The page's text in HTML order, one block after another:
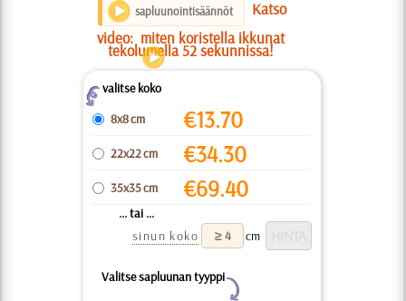
sapluunointisäännöt
Katso
video: miten koristella ikkunat
tekolumella 52 sekunnissa!
Zvalitse koko
8x8 cm
€13.70
22x22 cm €34.30
35x35 cm €69.40
... tai ...
sinun koko
cm
Valitse sapluunan tyyppi
Y